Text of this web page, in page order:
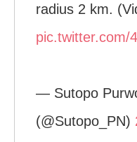
radius 2 km.
pic.twitter.com/
— Sutopo
(@Sutopo_PN)